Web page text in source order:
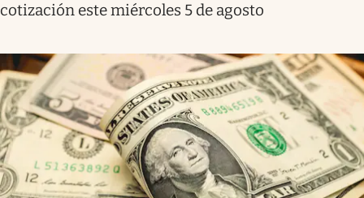
cotización este miércoles 5 de agosto